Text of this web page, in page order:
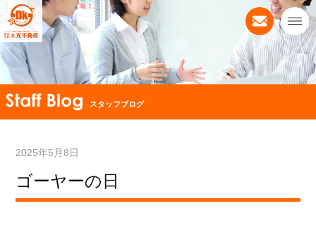
スタッフブログ
2025年5月8日
ゴーヤーの日